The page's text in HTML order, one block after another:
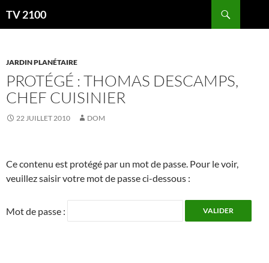
auTV 2100
JARDIN PLANÉTAIRE
PROTÉGÉ : THOMAS DESCAMPS,
CHEF CUISINIER
22 JUILLET 2010 DOM
Ce contenu est protégé par un mot de passe. Pour le voir,
veuillez saisir votre mot de passe ci-dessous :
Mot de passe :